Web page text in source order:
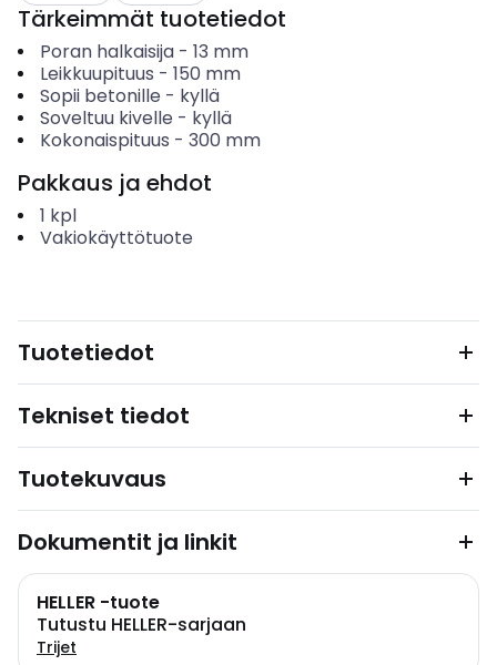
Tärkeimmät tuotetiedot
Poran halkaisija- 13 mm
Leikkuupituus - 150 mm
Sopii betonille - kyllä
Soveltuu kivelle - kyllä
Kokonaispituus - 300 mm
Pakkaus ja ehdot
1 kpl
Vakiokäyttötuote
Tuotetiedot
Tekniset tiedot
Tuotekuvaus
Dokumentit ja linkit
HELLER -tuote
Tutustu HELLER-sarjaan
Trijet